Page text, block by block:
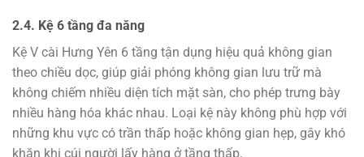
2.4. Kệ 6 tầng đa năng
Kệ V cài Hưng Yên 6 tầng tận dụng hiệu quả không gian
theo chiều dọc, giúp giải phóng không gian lưu trữ mà
không chiếm nhiều diện tích mặt sàn, cho phép trưng bày
nhiều hàng hóa khác nhau. Loại kệ này không phù hợp với
những khu vực có trần thấp hoặc không gian hẹp, gây khó
khăn khi cúi người lấy hàng ở tầng thấp.